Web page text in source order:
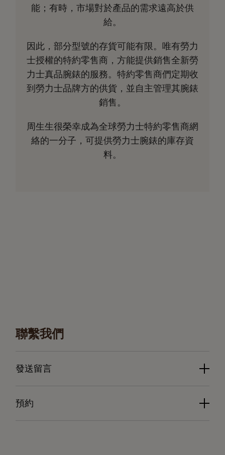
能；有時，市場對於產品的需求遠高於供
給。
因此，部分型號的存貨可能有限。唯有勞力
士授權的特約零售商，方能提供銷售全新勞
力士真品腕錶的服務。特約零售商們定期收
到勞力士品牌方的供貨，並自主管理其腕錶
銷售。
周生生很榮幸成為全球勞力士特約零售商網
絡的一分子，可提供勞力士腕錶的庫存資
料。
聯繫我們
發送留言
預約